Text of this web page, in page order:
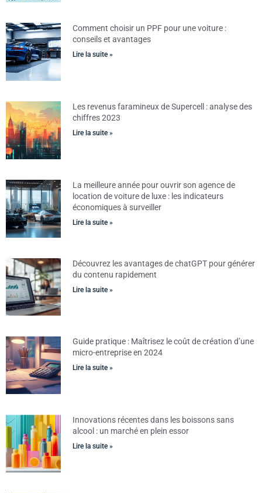
Comment choisir un PPF pour une voiture :
conseils et avantages
Lire la suite »
Les revenus faramineux de Supercell : analyse des
chiffres 2023
Lire la suite »
La meilleure année pour ouvrir son agence de
location de voiture de luxe : les indicateurs
économiques à surveiller
Lire la suite »
Découvrez les avantages de chatGPT pour générer
du contenu rapidement
Lire la suite »
Guide pratique : Maîtrisez le coût de création d’une
micro-entreprise en 2024
Lire la suite »
Innovations récentes dans les boissons sans
alcool : un marché en plein essor
Lire la suite »